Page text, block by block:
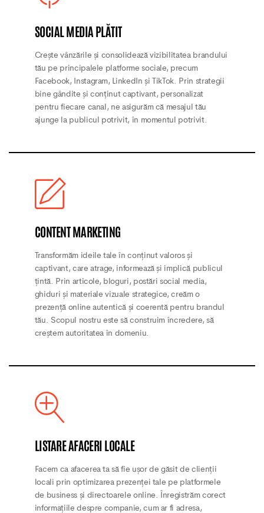
SOCIAL MEDIA PLĂTIT
Crește vânzările și consolidează vizibilitatea brandului
tău pe principalele platforme sociale, precum
Facebook, Instagram, LinkedIn și TikTok. Prin strategii
bine gândite și conținut captivant, personalizat
pentru fiecare canal, ne asigurăm că mesajul tău
ajunge la publicul potrivit, în momentul potrivit.
CONTENT MARKETING
Transformăm ideile tale în conținut valoros și
captivant, care atrage, informează și implică publicul
țintă. Prin articole, bloguri, postări social media,
ghiduri și materiale vizuale strategice, creăm o
prezență online autentică și coerentă pentru brandul
tău. Scopul nostru este să construim încredere, să
creștem autoritatea în domeniu.
LISTARE AFACERI LOCALE
Facem ca afacerea ta să fie ușor de găsit de clienții
locali prin optimizarea prezenței tale pe platformele
de business și directoarele online. Înregistrăm corect
informațiile despre companie, cum ar fi adresa,